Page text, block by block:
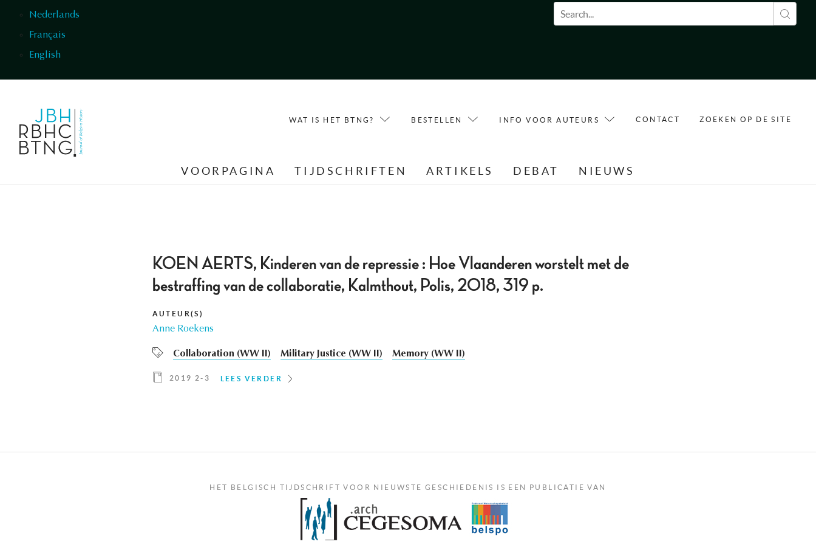
Nederlands
Français
English
Zoekveld
WAT IS HET BTNG? BESTELLEN INFO VOOR AUTEURS CONTACT ZOEKEN OP DE SITE
VOORPAGINA TIJDSCHRIFTEN ARTIKELS DEBAT NIEUWS
KOEN AERTS, Kinderen van de repressie : Hoe Vlaanderen worstelt met de
bestraffing van de collaboratie, Kalmthout, Polis, 2018, 319 p.
AUTEUR(S)
Anne Roekens
Collaboration (WW II) Military Justice (WW II) Memory (WW II)
2019 2-3 LEES VERDER
HET BELGISCH TIJDSCHRIFT VOOR NIEUWSTE GESCHIEDENIS IS EEN PUBLICATIE VAN